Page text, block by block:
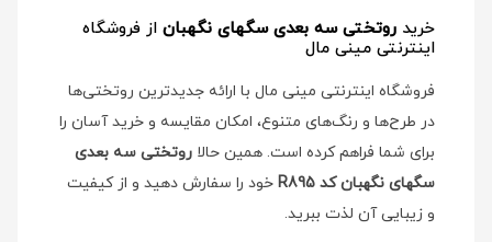
خرید روتختی سه بعدی سگهای نگهبان از فروشگاه
اینترنتی مینی مال
فروشگاه اینترنتی مینی مال با ارائه جدیدترین روتختی‌ها
در طرح‌ها و رنگ‌های متنوع، امکان مقایسه و خرید آسان را
برای شما فراهم کرده است. همین حالا روتختی سه بعدی
سگهای نگهبان کد R895
خود را سفارش دهید و از کیفیت
و زیبایی آن لذت ببرید.